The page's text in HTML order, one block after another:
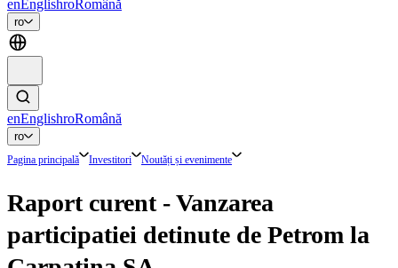
enEnglishroRomână
ro
enEnglishroRomână
ro
Pagina principală Investitori Noutăți și evenimente
Raport curent - Vanzarea
participatiei detinute de Petrom la